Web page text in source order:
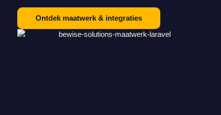
Ontdek maatwerk & integraties